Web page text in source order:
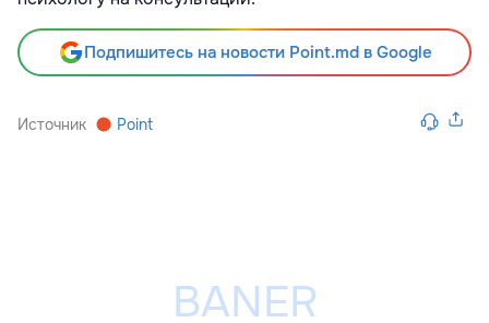
Подпишитесь на новости Point.md в Google
Источник Point